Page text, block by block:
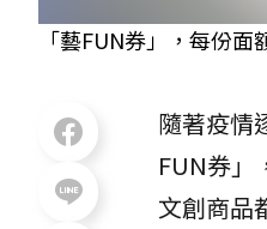
「藝FUN券」，每份
隨著疫情
FUN券」
文創商品